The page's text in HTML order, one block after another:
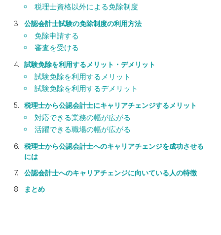
税理士資格以外による免除制度
公認会計士試験の免除制度の利用方法
免除申請する
審査を受ける
試験免除を利用するメリット・デメリット
試験免除を利用するメリット
試験免除を利用するデメリット
税理士から公認会計士にキャリアチェンジするメリット
対応できる業務の幅が広がる
活躍できる職場の幅が広がる
税理士から公認会計士へのキャリアチェンジを成功させる
には
公認会計士へのキャリアチェンジに向いている人の特徴
まとめ